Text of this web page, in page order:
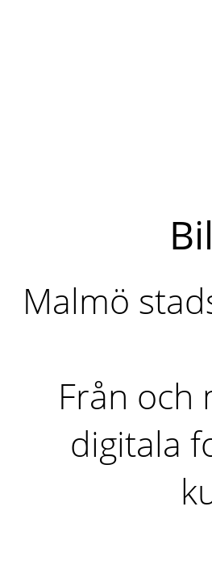
Malmö
Från och
digitala